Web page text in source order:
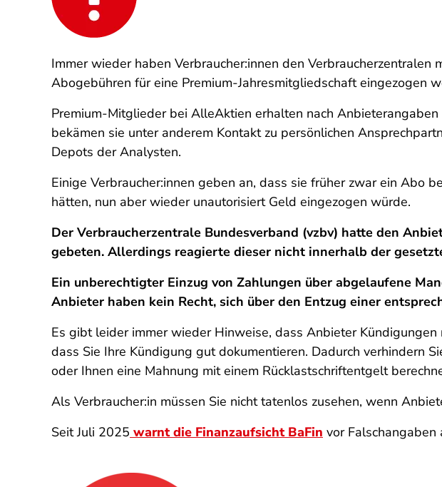
Immer wieder haben Verbraucher:innen den
Abogebühren für eine Premium-Jahresmitgliedschaft eingezogen
Premium-Mitglieder bei AlleAktien erhalten nach
bekämen sie unter anderem Kontakt zu persönlichen
Depots der Analysten.
Einige Verbraucher:innen geben an, dass sie früher zwar ein Abo
hätten, nun aber wieder unautorisiert Geld eingezogen würde.
Der Verbraucherzentrale Bundesverband (vzbv) hatte den
gebeten. Allerdings reagierte dieser nicht innerhalb der
Ein unberechtigter Einzug von Zahlungen über abgelaufene
Anbieter haben kein Recht, sich über den Entzug einer
Es gibt leider immer wieder Hinweise, dass Anbieter
dass Sie Ihre Kündigung gut dokumentieren. Dadurch verhindern
oder Ihnen eine Mahnung mit einem Rücklastschriftentgelt
Als Verbraucher:in müssen Sie nicht tatenlos zusehen, wenn
Seit Juli 2025 warnt die Finanzaufsicht BaFin vor